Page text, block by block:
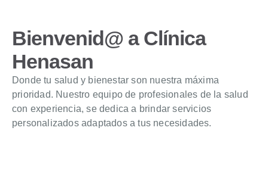
Bienvenid@ a Clínica
Henasan
Donde tu salud y bienestar son nuestra máxima
prioridad. Nuestro equipo de profesionales de la salud
con experiencia, se dedica a brindar servicios
personalizados adaptados a tus necesidades.